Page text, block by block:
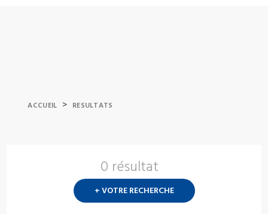
ACCUEIL > RESULTATS
0 résultat
+ VOTRE RECHERCHE